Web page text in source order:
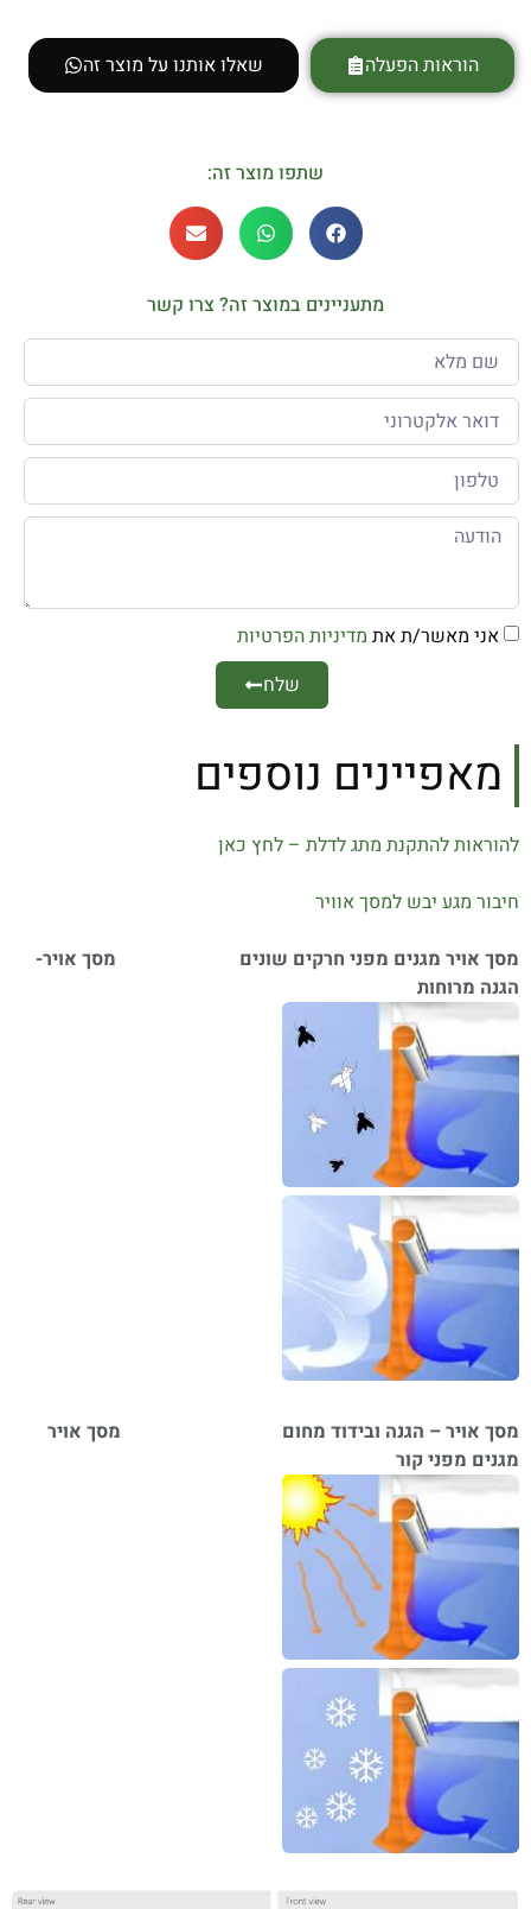
הוראות הפעלה שאלו אותנו על מוצר זה
שתפו מוצר זה:
מתעניינים במוצר זה? צרו קשר
אני מאשר/ת את מדיניות הפרטיות
שלח
מאפיינים נוספים
להוראות להתקנת מתג לדלת – לחץ כאן
חיבור מגע יבש למסך אוויר
מסך אויר מגנים מפני חרקים שונים מסך אויר-
הגנה מרוחות
מסך אויר – הגנה ובידוד מחום מסך אויר
מגנים מפני קור